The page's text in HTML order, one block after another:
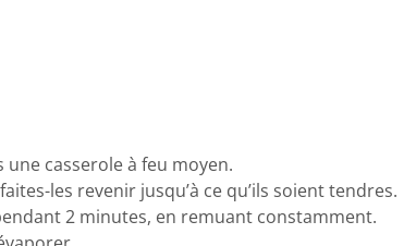
une casserole à feu moyen.
les revenir jusqu’à ce qu’ils soient tendres.
2 minutes, en remuant constamment.